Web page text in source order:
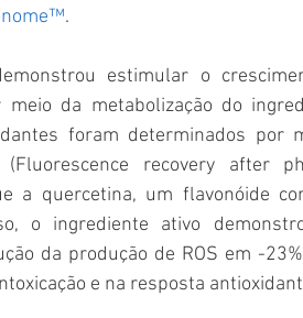
.
estimular o
da metabolização do
foram determinados por
a quercetina, um flavonóide
o ingrediente ativo
da produção de ROS em -
e na resposta